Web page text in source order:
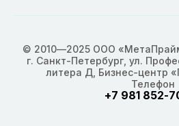
© 2010—2025 ООО
г. Санкт-Петербург, ул.
литера Д, Бизнес-центр
Телефон
+7 981 852-